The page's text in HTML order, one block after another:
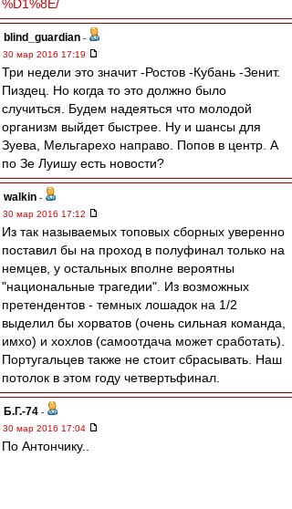
%D1%8E/
blind_guardian -
30 мар 2016 17:19
Три недели это значит -Ростов -Кубань -Зенит.
Пиздец. Но когда то это должно было
случиться. Будем надеяться что молодой
организм выйдет быстрее. Ну и шансы для
Зуева, Мельгарехо направо. Попов в центр. А
по Зе Луишу есть новости?
walkin -
30 мар 2016 17:12
Из так называемых топовых сборных уверенно
поставил бы на проход в полуфинал только на
немцев, у остальных вполне вероятны
"национальные трагедии". Из возможных
претендентов - темных лошадок на 1/2
выделил бы хорватов (очень сильная команда,
имхо) и хохлов (самоотдача может сработать).
Португальцев также не стоит сбрасывать. Наш
потолок в этом году четвертьфинал.
Б.Г.-74 -
30 мар 2016 17:04
По Антончику..